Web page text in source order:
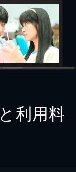
利用料